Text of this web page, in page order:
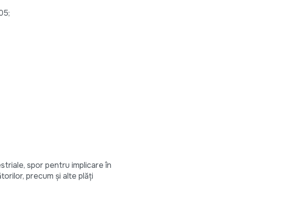
spor pentru implicare în
precum și alte plăți